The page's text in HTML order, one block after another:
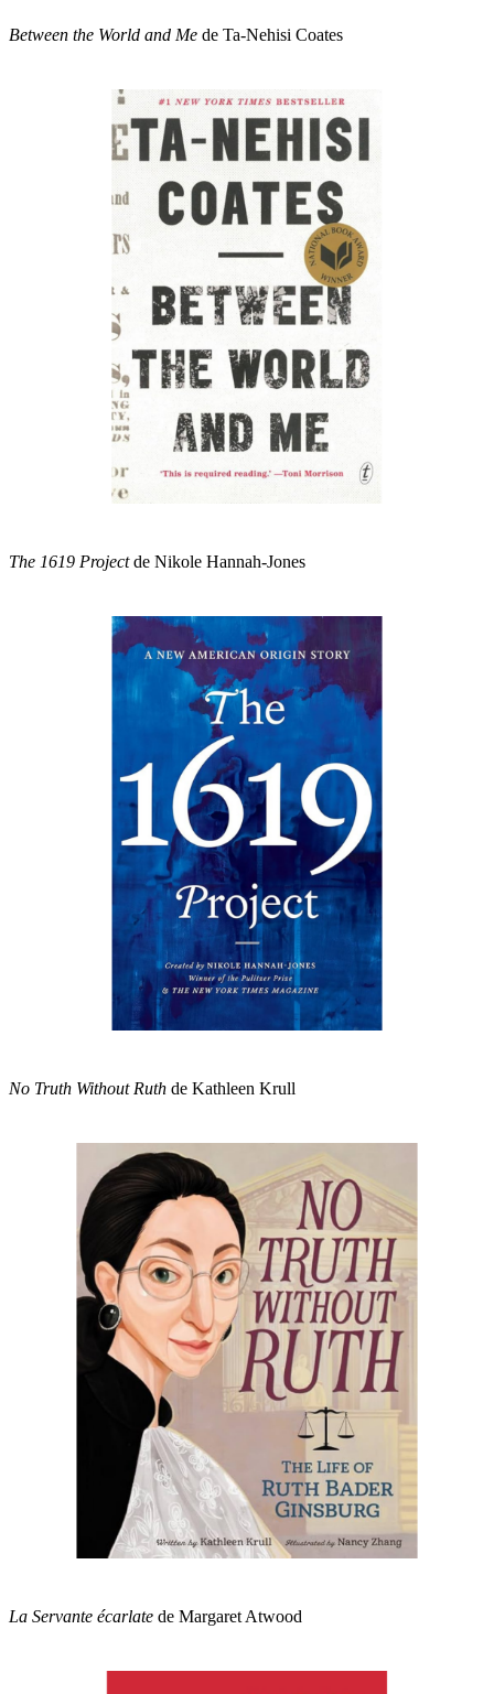
Between the World and Me de Ta-Nehisi Coates
The 1619 Projectde Nikole Hannah-Jones
No Truth Without Ruth de Kathleen Krull
La Servante écarlate de Margaret Atwood